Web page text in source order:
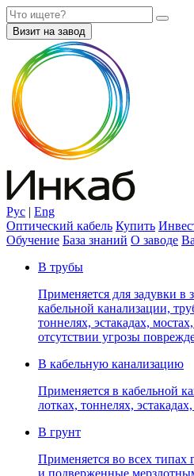
Визит на завод
Рус | Eng
Оптический кабель Купить
Обучение База знаний О заводе
В трубы
Применяется для задувки в
кабельной канализации,
тоннелях, эстакадах,
отсутствии угрозы
В кабельную канализацию
Применяется в кабельной
лотках, тоннелях,
В грунт
Применяется во всех типах
и подверженные